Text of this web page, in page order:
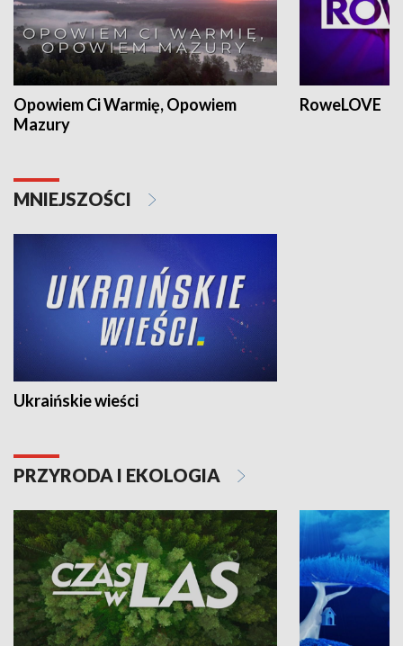
Opowiem Ci Warmię, Opowiem
Mazury
RoweLOVE
MNIEJSZOŚCI
Ukraińskie wieści
PRZYRODA I EKOLOGIA